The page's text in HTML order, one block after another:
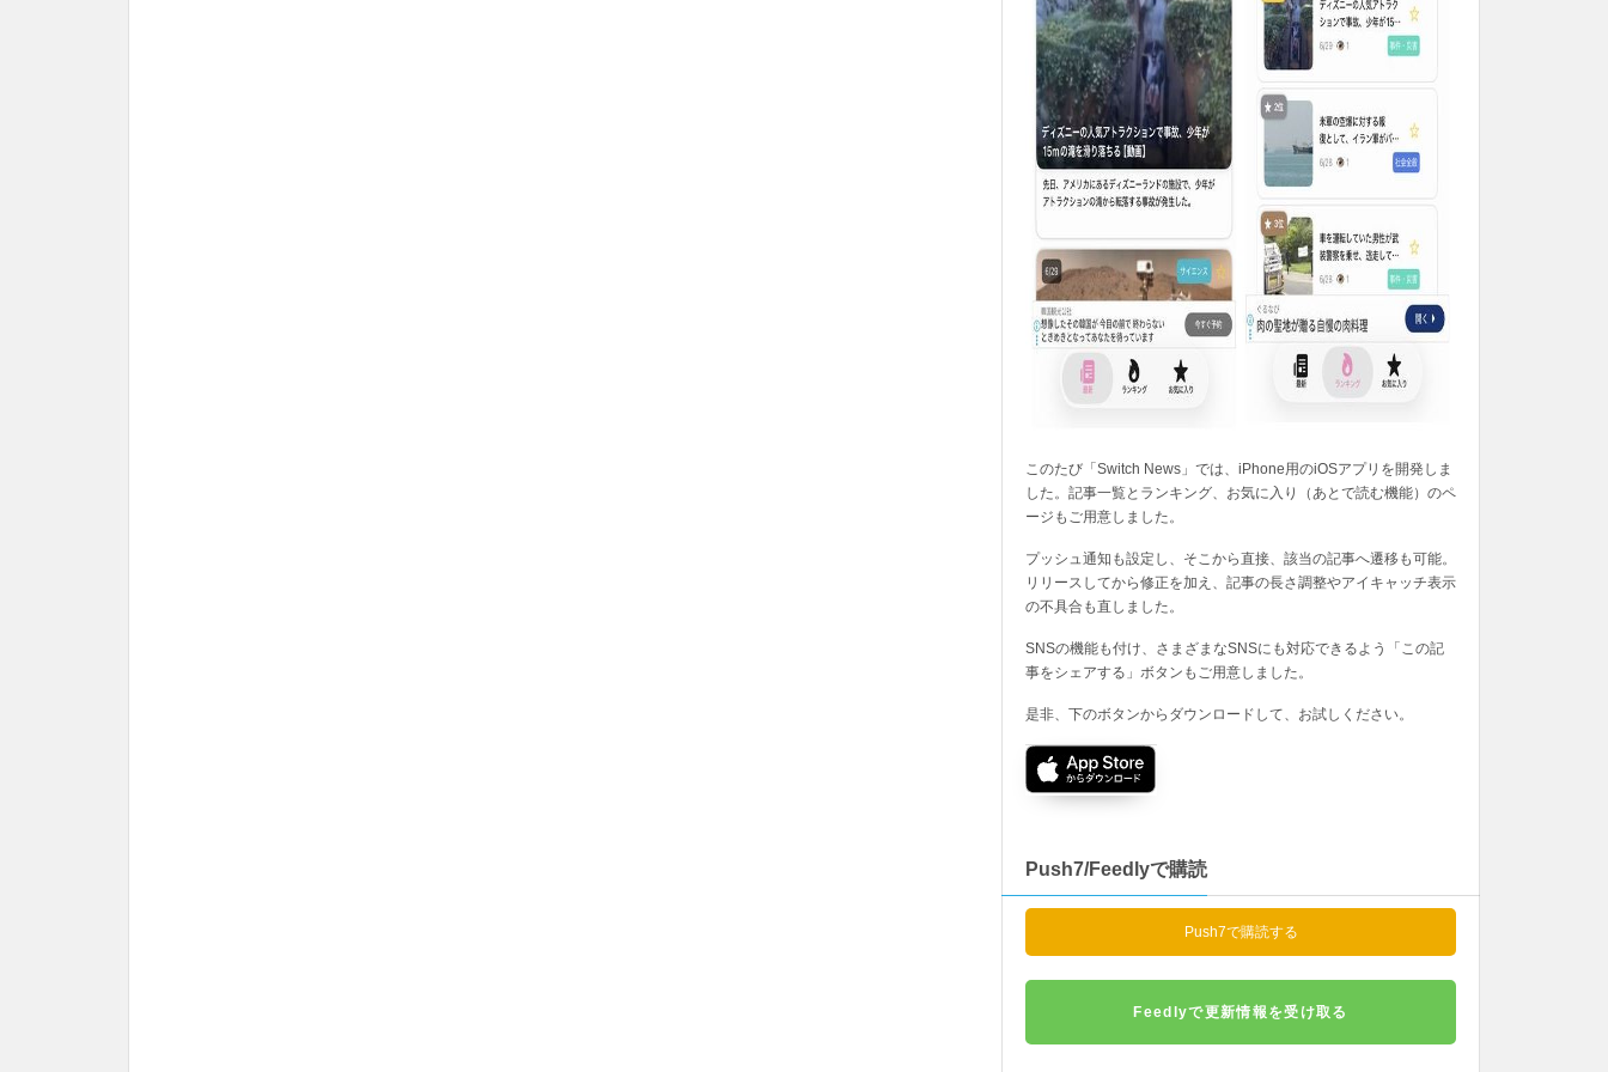
このたび「Switch News」では、iPhone用のiOSアプリを開発しま
した。記事一覧とランキング、お気に入り（あとで読む機能）のペ
ージもご用意しました。
プッシュ通知も設定し、そこから直接、該当の記事へ遷移も可能。
リリースしてから修正を加え、記事の長さ調整やアイキャッチ表示
の不具合も直しました。
SNSの機能も付け、さまざまなSNSにも対応できるよう「この記
事をシェアする」ボタンもご用意しました。
是非、下のボタンからダウンロードして、お試しください。
Push7/Feedlyで購読
Push7で購読する
Feedlyで更新情報を受け取る